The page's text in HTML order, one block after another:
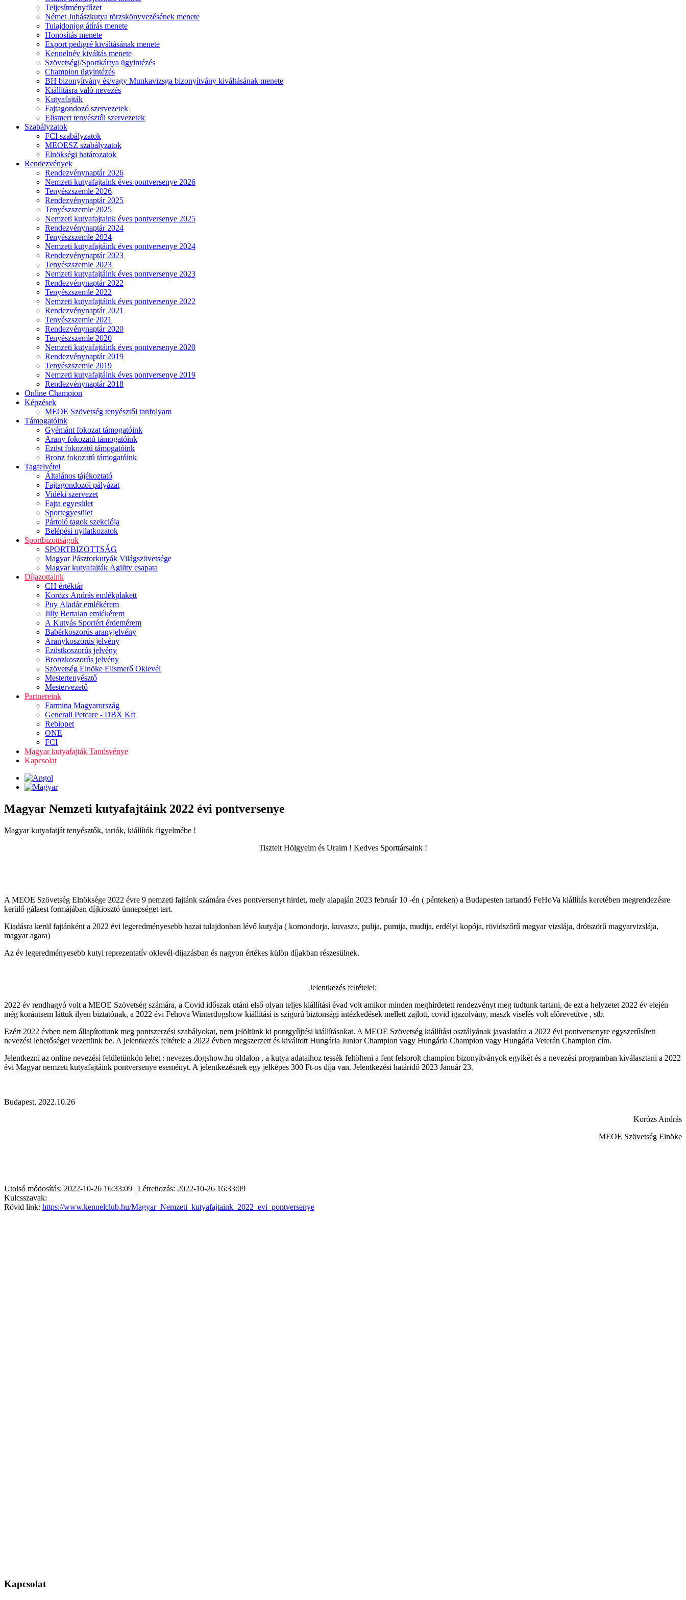
Teljesítményfűzet
Német Juhászkutya törzskönyvezésének menete
Tulajdonjog átírás menete
Honosítás menete
Export pedigré kiváltásának menete
Kennelnév kiváltás menete
Szövetségi/Sportkártya ügyintézés
Champion ügyintézés
BH bizonyítvány és/vagy Munkavizsga bizonyítvány kiváltásának menete
Kiállításra való nevezés
Kutyafajták
Fajtagondozó szervezetek
Elismert tenyésztői szervezetek
Szabályzatok
FCI szabályzatok
MEOESZ szabályzatok
Elnökségi határozatok
Rendezvények
Rendezvénynaptár 2026
Nemzeti kutyafajtaink éves pontversenye 2026
Tenyészszemle 2026
Rendezvénynaptár 2025
Tenyészszemle 2025
Nemzeti kutyafajtaink éves pontversenye 2025
Rendezvénynaptár 2024
Tenyészszemle 2024
Nemzeti kutyafajtáink éves pontversenye 2024
Rendezvénynaptár 2023
Tenyészszemle 2023
Nemzeti kutyafajtáink éves pontversenye 2023
Rendezvénynaptár 2022
Tenyészszemle 2022
Nemzeti kutyafajtáink éves pontversenye 2022
Rendezvénynaptár 2021
Tenyészszemle 2021
Rendezvénynaptár 2020
Tenyészszemle 2020
Nemzeti kutyafajtáink éves pontversenye 2020
Rendezvénynaptár 2019
Tenyészszemle 2019
Nemzeti kutyafajtáink éves pontversenye 2019
Rendezvénynaptár 2018
Online Champion
Képzések
MEOE Szövetség tenyésztői tanfolyam
Támogatóink
Gyémánt fokozat támogatóink
Arany fokozatú támogatóink
Ezüst fokozatú támogatóink
Bronz fokozatú támogatóink
Tagfelvétel
Általános tájékoztató
Fajtagondozói pályázat
Vidéki szervezet
Fajta egyesület
Sportegyesület
Pártoló tagok szekciója
Belépési nyilatkozatok
Sportbizottságok
SPORTBIZOTTSÁG
Magyar Pásztorkutyák Világszövetsége
Magyar kutyafajták Agility csapata
Díjazottaink
CH értéktár
Korózs András emlékplakett
Puy Aladár emlékérem
Jilly Bertalan emlékérem
A Kutyás Sportért érdemérem
Babérkoszorús aranyjelvény
Aranykoszorús jelvény
Ezüstkoszorús jelvény
Bronzkoszorús jelvény
Szövetség Elnöke Elismerő Oklevél
Mestertenyésztő
Mestervezető
Partnereink
Farmina Magyarország
Generali Petcare - DBX Kft
Rebiopet
ONE
FCI
Magyar kutyafajták Tanösvénye
Kapcsolat
Magyar Nemzeti kutyafajtáink 2022 évi pontversenye
Magyar kutyafatját tenyésztők, tartók, kiállítók figyelmébe !
Tisztelt Hölgyeim és Uraim ! Kedves Sporttársaink !
A MEOE Szövetség Elnöksége 2022 évre 9 nemzeti fajtánk számára éves pontversenyt hirdet, mely alapaján 2023 február 10 -én ( pénteken) a Budapesten tartandó FeHoVa kiállítás keretében megrendezésre
kerülő gálaest formájában díjkiosztó ünnepséget tart.
Kiadásra kerül fajtánként a 2022 évi legeredményesebb hazai tulajdonban lévő kutyája ( komondorja, kuvasza, pulija, pumija, mudija, erdélyi kopója, rövidszőrű magyar vizslája, drótszörű magyarvizslája,
magyar agara)
Az év legeredményesebb kutyi reprezentatív oklevél-dijazásban és nagyon értékes külön díjakban részesülnek.
Jelentkezés feltételei:
2022 év rendhagyó volt a MEOE Szövetség számára, a Covid időszak utáni első olyan teljes kiállítási évad volt amikor minden meghirdetett rendezvényt meg tudtunk tartani, de ezt a helyzetet 2022 év elején
még korántsem láttuk ilyen biztatónak, a 2022 évi Fehova Winterdogshow kiállítási is szigorú biztonsági intézkedések mellett zajlott, covid igazolvány, maszk viselés volt előrevetítve , stb.
Ezért 2022 évben nem állapítottunk meg pontszerzési szabályokat, nem jelöltünk ki pontgyűjtési kiállításokat. A MEOE Szövetség kiállítási osztályának javaslatára a 2022 évi pontversenyre egyszerűsített
nevezési lehetőséget vezettünk be. A jelentkezés feltétele a 2022 évben megszerzett és kiváltott Hungária Junior Champion vagy Hungária Champion vagy Hungária Veterán Champion cím.
Jelentkezni az online nevezési felületünkön lehet : nevezes.dogshow.hu oldalon , a kutya adataihoz tessék feltölteni a fent felsorolt champion bizonyítványok egyikét és a nevezési programban kiválasztani a 2022
évi Magyar nemzeti kutyafajtáink pontversenye eseményt. A jelentkezésnek egy jelképes 300 Ft-os díja van. Jelentkezési határidő 2023 Január 23.
Budapest, 2022.10.26
Korózs András
MEOE Szövetség Elnöke
Utolsó módosítás: 2022-10-26 16:33:09 | Létrehozás: 2022-10-26 16:33:09
Kulcsszavak:
Rövid link: https://www.kennelclub.hu/Magyar_Nemzeti_kutyafajtaink_2022_evi_pontversenye
Kapcsolat